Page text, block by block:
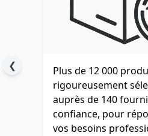
❮
Plus de 12 000
rigoureusement
auprès de 140
confiance, pour
vos besoins